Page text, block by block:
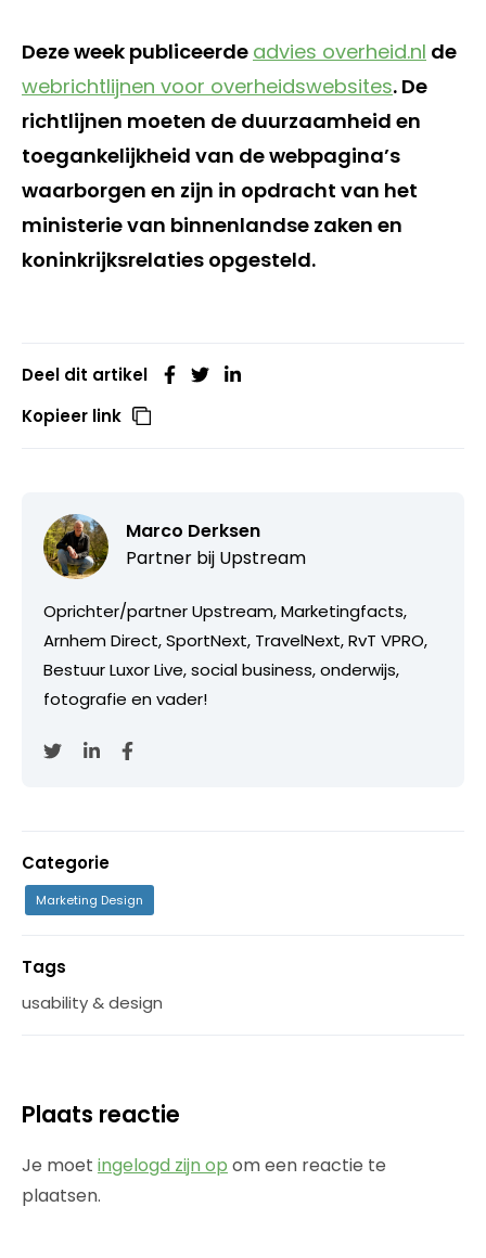
Deze week publiceerde advies overheid.nl de
webrichtlijnen voor overheidswebsites. De
richtlijnen moeten de duurzaamheid en
toegankelijkheid van de webpagina’s
waarborgen en zijn in opdracht van het
ministerie van binnenlandse zaken en
koninkrijksrelaties opgesteld.
Deel dit artikel
Kopieer link
Marco Derksen
Partner bij Upstream
Oprichter/partner Upstream, Marketingfacts,
Arnhem Direct, SportNext, TravelNext, RvT VPRO,
Bestuur Luxor Live, social business, onderwijs,
fotografie en vader!
Categorie
Marketing Design
Tags
usability & design
Plaats reactie
Je moet ingelogd zijn op om een reactie te
plaatsen.